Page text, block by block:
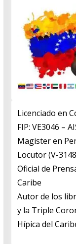
Licenciado en
FIP: VE3046 –
​Magister en
​Locutor (V-
​Oficial de
Caribe
​Autor de los
y la Triple
Hípica del